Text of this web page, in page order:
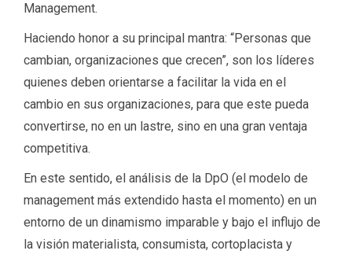
Management.
Haciendo honor a su principal mantra: “Personas que
cambian, organizaciones que crecen”, son los líderes
quienes deben orientarse a facilitar la vida en el
cambio en sus organizaciones, para que este pueda
convertirse, no en un lastre, sino en una gran ventaja
competitiva.
En este sentido, el análisis de la DpO (el modelo de
management más extendido hasta el momento) en un
entorno de un dinamismo imparable y bajo el influjo de
la visión materialista, consumista, cortoplacista y